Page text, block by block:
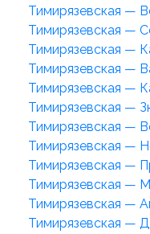
Тимирязевская —
Тимирязевская —
Тимирязевская —
Тимирязевская —
Тимирязевская —
Тимирязевская —
Тимирязевская —
Тимирязевская —
Тимирязевская —
Тимирязевская —
Тимирязевская —
Тимирязевская —